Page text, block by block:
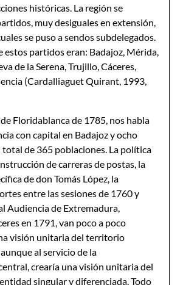
históricas. La región se
muy desiguales en extensión,
se puso a sendos subdelegados.
estos partidos eran: Badajoz, Mérida,
de la Serena, Trujillo, Cáceres,
(Cardalliaguet Quirant, 1993,
Floridablanca de 1785, nos habla
con capital en Badajoz y ocho
de 365 poblaciones. La política
de carreras de postas, la
de don Tomás López, la
entre las sesiones de 1760 y
Audiencia de Extremadura,
en 1791, van poco a poco
visión unitaria del territorio
al servicio de la
crearía una visión unitaria del
singular y diferenciada. Todo